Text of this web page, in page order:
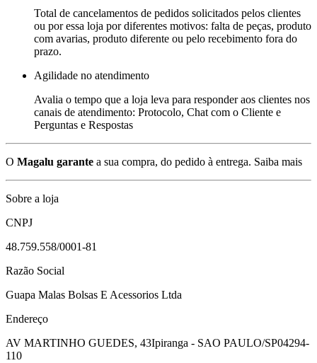
Total de cancelamentos de pedidos solicitados pelos clientes
ou por essa loja por diferentes motivos: falta de peças, produto
com avarias, produto diferente ou pelo recebimento fora do
prazo.
Agilidade no atendimento
Avalia o tempo que a loja leva para responder aos clientes nos
canais de atendimento: Protocolo, Chat com o Cliente e
Perguntas e Respostas
O Magalu garante a sua compra, do pedido à entrega. Saiba mais
Sobre a loja
CNPJ
48.759.558/0001-81
Razão Social
Guapa Malas Bolsas E Acessorios Ltda
Endereço
AV MARTINHO GUEDES, 43Ipiranga - SAO PAULO/SP04294-
110